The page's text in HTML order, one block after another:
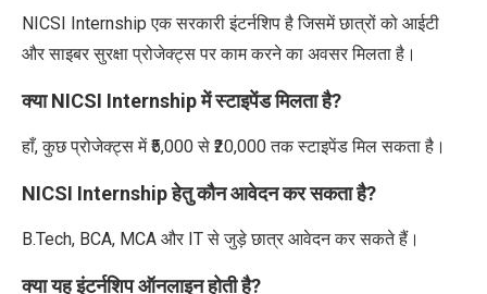
NICSI Internship एक सरकारी इंटर्नशिप है जिसमें छात्रों को आईटी
और साइबर सुरक्षा प्रोजेक्ट्स पर काम करने का अवसर मिलता है।
क्या NICSI Internship में स्टाइपेंड मिलता है?
हाँ, कुछ प्रोजेक्ट्स में ₹5,000 से ₹20,000 तक स्टाइपेंड मिल सकता है।
NICSI Internship हेतु कौन आवेदन कर सकता है?
B.Tech, BCA, MCA और IT से जुड़े छात्र आवेदन कर सकते हैं।
क्या यह इंटर्नशिप ऑनलाइन होती है?